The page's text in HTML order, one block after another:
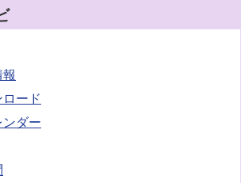
ード
ンダー